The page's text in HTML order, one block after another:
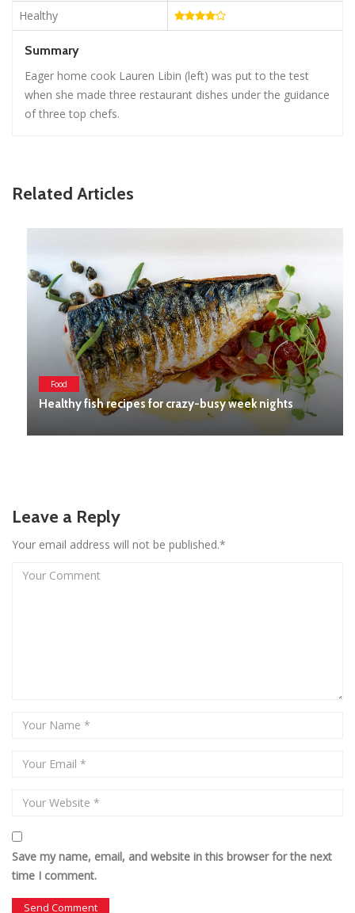
Healthy
Summary
Eager home cook Lauren Libin (left) was put to the test
when she made three restaurant dishes under the guidance
of three top chefs.
Related Articles
Food
Healthy fish recipes for crazy-busy week nights
Leave a Reply
Your email address will not be published.*
Save my name, email, and website in this browser for the next
time I comment.